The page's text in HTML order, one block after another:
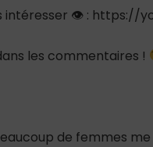
intéresser 👁 : https://
les commentaires !
de femmes